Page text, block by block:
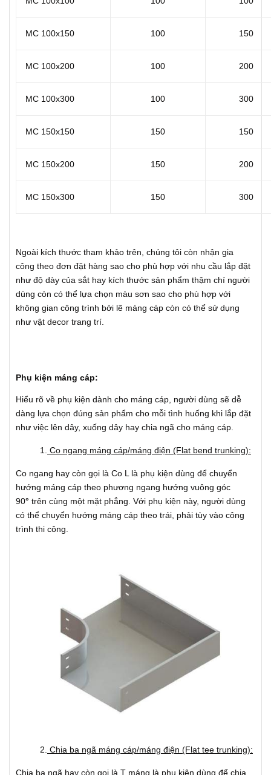
MC 100x150 100 150
MC 100x200 100 200
MC 100x300 100 300
MC 150x150 150 150
MC 150x200 150 200
MC 150x300 150 300
Ngoài kích thước tham khảo trên, chúng tôi còn nhận gia
công theo đơn đặt hàng sao cho phù hợp với nhu cầu lắp đặt
như độ dày của sắt hay kích thước sản phẩm thậm chí người
dùng còn có thể lựa chọn màu sơn sao cho phù hợp với
không gian công trình bởi lẽ máng cáp còn có thể sử dụng
như vật decor trang trí.
Phụ kiện máng cáp:
Hiểu rõ về phụ kiện dành cho máng cáp, người dùng sẽ dễ
dàng lựa chọn đúng sản phẩm cho mỗi tình huống khi lắp đặt
như việc lên dây, xuống dây hay chia ngã cho máng cáp.
1. Co ngang máng cáp/máng điện (Flat bend trunking):
Co ngang hay còn gọi là Co L là phụ kiện dùng để chuyển
hướng máng cáp theo phương ngang hướng vuông góc
90° trên cùng một mặt phẳng. Với phụ kiện này, người dùng
có thể chuyển hướng máng cáp theo trái, phải tùy vào công
trình thi công.
2. Chia ba ngã máng cáp/máng điện (Flat tee trunking):
Chia ba ngã hay còn gọi là T máng là phụ kiện dùng để chia